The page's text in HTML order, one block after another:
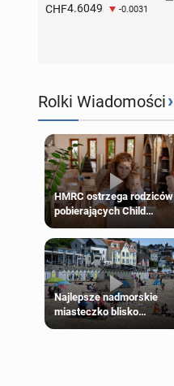
CHF4.6049 -0.0031
Rolki Wiadomości›
HMRC ostrzega rodziców
pobierających Child
Benefit. Mogą być
zobowiązani do zwrotu
zasiłku
Najlepsze nadmorskie
miasteczko blisko